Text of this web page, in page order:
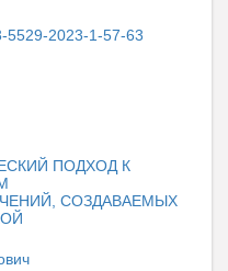
5529-2023-1-57-63
ПОДХОД К
СОЗДАВАЕМЫХ